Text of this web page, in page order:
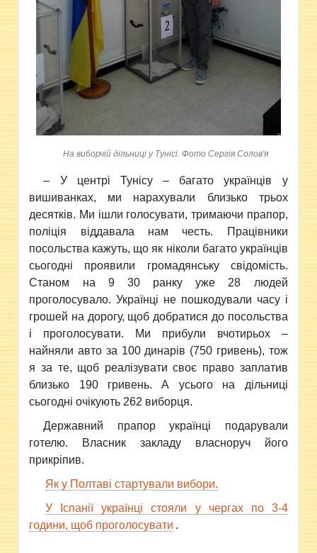
На виборчій дільниці у Тунісі. Фото Сергія Солов'я
– У центрі Тунісу – багато українців у
вишиванках, ми нарахували близько трьох
десятків. Ми ішли голосувати, тримаючи прапор,
поліція віддавала нам честь. Працівники
посольства кажуть, що як ніколи багато українців
сьогодні проявили громадянську свідомість.
Станом на 9 30 ранку уже 28 людей
проголосувало. Українці не пошкодували часу і
грошей на дорогу, щоб добратися до посольства
і проголосувати. Ми прибули вчотирьох –
найняли авто за 100 динарів (750 гривень), тож
я за те, щоб реалізувати своє право заплатив
близько 190 гривень. А усього на дільниці
сьогодні очікують 262 виборця.
Державний прапор українці подарували
готелю. Власник закладу власноруч його
прикріпив.
Як у Полтаві стартували вибори.
У Іспанії українці стояли у чергах по 3-4
години, щоб проголосувати .